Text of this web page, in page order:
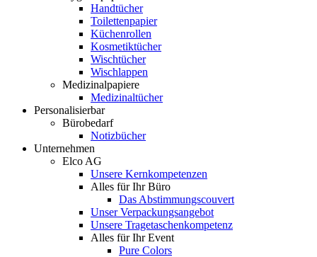
Handtücher
Toilettenpapier
Küchenrollen
Kosmetiktücher
Wischtücher
Wischlappen
Medizinalpapiere
Medizinaltücher
Personalisierbar
Bürobedarf
Notizbücher
Unternehmen
Elco AG
Unsere Kernkompetenzen
Alles für Ihr Büro
Das Abstimmungscouvert
Unser Verpackungsangebot
Unsere Tragetaschenkompetenz
Alles für Ihr Event
Pure Colors